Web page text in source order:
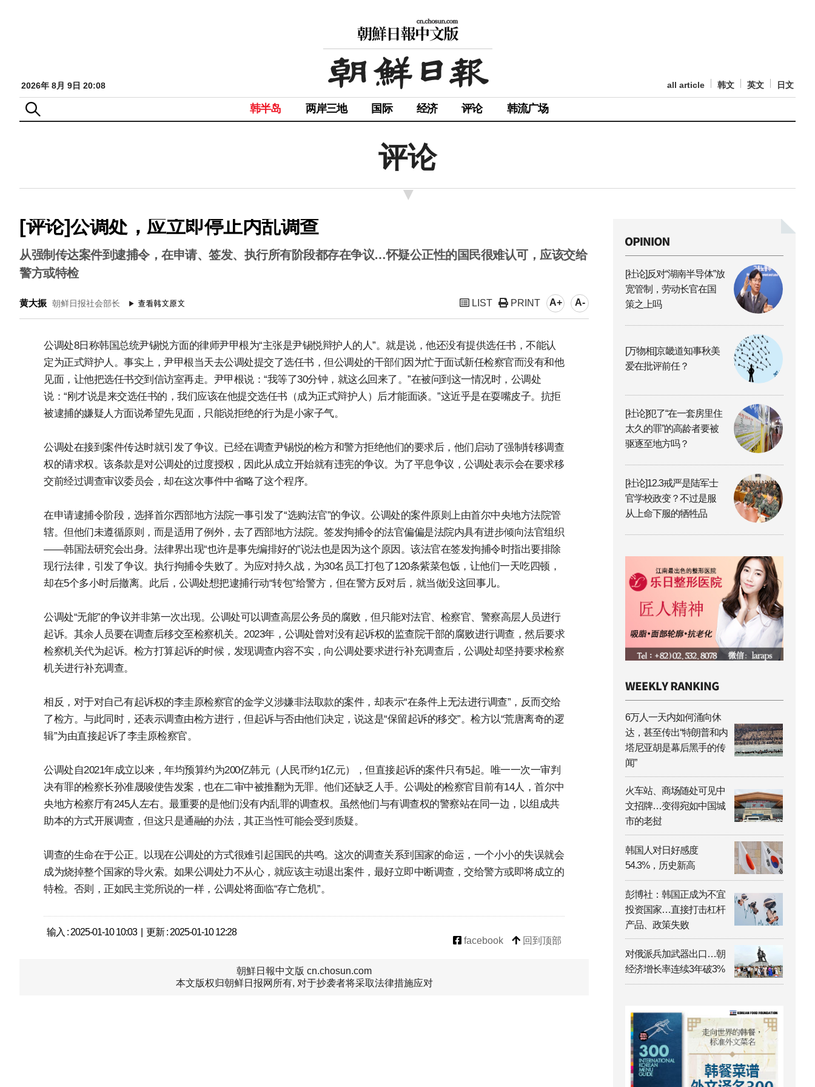
2026年 8月 9日 20:08 all article 韩文 英文 日文
韩半岛 两岸三地 国际 经济 评论 韩流广场
评论
[评论]公调处，应立即停止内乱调查
从强制传达案件到逮捕令，在申请、签发、执行所有阶段都存在争议…怀疑公正性的国民很难认可，应该交给
警方或特检
黄大振 朝鲜日报社会部长 LIST PRINT A+ A-
公调处8日称韩国总统尹锡悦方面的律师尹甲根为“主张是尹锡悦辩护人的人”。就是说，他还没有提供选任书，不能认
定为正式辩护人。事实上，尹甲根当天去公调处提交了选任书，但公调处的干部们因为忙于面试新任检察官而没有和他
见面，让他把选任书交到信访室再走。尹甲根说：“我等了30分钟，就这么回来了。”在被问到这一情况时，公调处
说：“刚才说是来交选任书的，我们应该在他提交选任书（成为正式辩护人）后才能面谈。”这近乎是在耍嘴皮子。抗拒
被逮捕的嫌疑人方面说希望先见面，只能说拒绝的行为是小家子气。
公调处在接到案件传达时就引发了争议。已经在调查尹锡悦的检方和警方拒绝他们的要求后，他们启动了强制转移调查
权的请求权。该条款是对公调处的过度授权，因此从成立开始就有违宪的争议。为了平息争议，公调处表示会在要求移
交前经过调查审议委员会，却在这次事件中省略了这个程序。
在申请逮捕令阶段，选择首尔西部地方法院一事引发了“选购法官”的争议。公调处的案件原则上由首尔中央地方法院管
辖。但他们未遵循原则，而是适用了例外，去了西部地方法院。签发拘捕令的法官偏偏是法院内具有进步倾向法官组织
——韩国法研究会出身。法律界出现“也许是事先编排好的”说法也是因为这个原因。该法官在签发拘捕令时指出要排除
现行法律，引发了争议。执行拘捕令失败了。为应对持久战，为30名员工打包了120条紫菜包饭，让他们一天吃四顿，
却在5个多小时后撤离。此后，公调处想把逮捕行动“转包”给警方，但在警方反对后，就当做没这回事儿。
公调处“无能”的争议并非第一次出现。公调处可以调查高层公务员的腐败，但只能对法官、检察官、警察高层人员进行
起诉。其余人员要在调查后移交至检察机关。2023年，公调处曾对没有起诉权的监查院干部的腐败进行调查，然后要求
检察机关代为起诉。检方打算起诉的时候，发现调查内容不实，向公调处要求进行补充调查后，公调处却坚持要求检察
机关进行补充调查。
相反，对于对自己有起诉权的李圭原检察官的金学义涉嫌非法取款的案件，却表示“在条件上无法进行调查”，反而交给
了检方。与此同时，还表示调查由检方进行，但起诉与否由他们决定，说这是“保留起诉的移交”。检方以“荒唐离奇的逻
辑”为由直接起诉了李圭原检察官。
公调处自2021年成立以来，年均预算约为200亿韩元（人民币约1亿元），但直接起诉的案件只有5起。唯一一次一审判
决有罪的检察长孙准晟唆使告发案，也在二审中被推翻为无罪。他们还缺乏人手。公调处的检察官目前有14人，首尔中
央地方检察厅有245人左右。最重要的是他们没有内乱罪的调查权。虽然他们与有调查权的警察站在同一边，以组成共
助本的方式开展调查，但这只是通融的办法，其正当性可能会受到质疑。
调查的生命在于公正。以现在公调处的方式很难引起国民的共鸣。这次的调查关系到国家的命运，一个小小的失误就会
成为烧掉整个国家的导火索。如果公调处力不从心，就应该主动退出案件，最好立即中断调查，交给警方或即将成立的
特检。否则，正如民主党所说的一样，公调处将面临“存亡危机”。
输入 : 2025-01-10 10:03 | 更新 : 2025-01-10 12:28
facebook
回到顶部
朝鮮日報中文版 cn.chosun.com
本文版权归朝鲜日报网所有, 对于抄袭者将采取法律措施应对
[社论]反对“湖南半导体”放
宽管制，劳动长官在国
策之上吗
[万物相]京畿道知事秋美
爱在批评前任？
[社论]犯了“在一套房里住
太久的罪”的高龄者要被
驱逐至地方吗？
[社论]12.3戒严是陆军士
官学校政变？不过是服
从上命下服的牺牲品
6万人一天内如何涌向休
达，甚至传出“特朗普和内
塔尼亚胡是幕后黑手的传
闻”
火车站、商场随处可见中
文招牌…变得宛如中国城
市的老挝
韩国人对日好感度
54.3%，历史新高
彭博社：韩国正成为不宜
投资国家…直接打击杠杆
产品、政策失败
对俄派兵加武器出口…朝
经济增长率连续3年破3%